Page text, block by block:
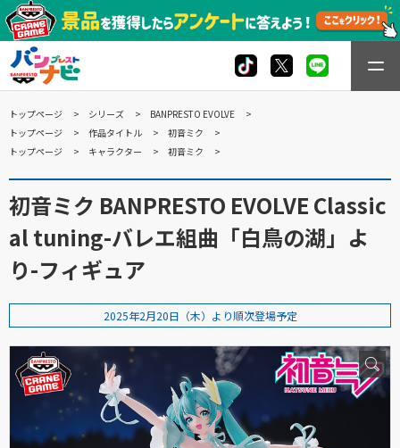
トップページ シリーズ
BANPRESTO EVOLVE
トップページ
作品タイトル
初音ミク
トップページ
キャラクター 初音ミク
初音ミク BANPRESTO EVOLVE Classic
al tuning-バレエ組曲「白鳥の湖」よ
り-フィギュア
2025年2月20日（木）より順次登場予定